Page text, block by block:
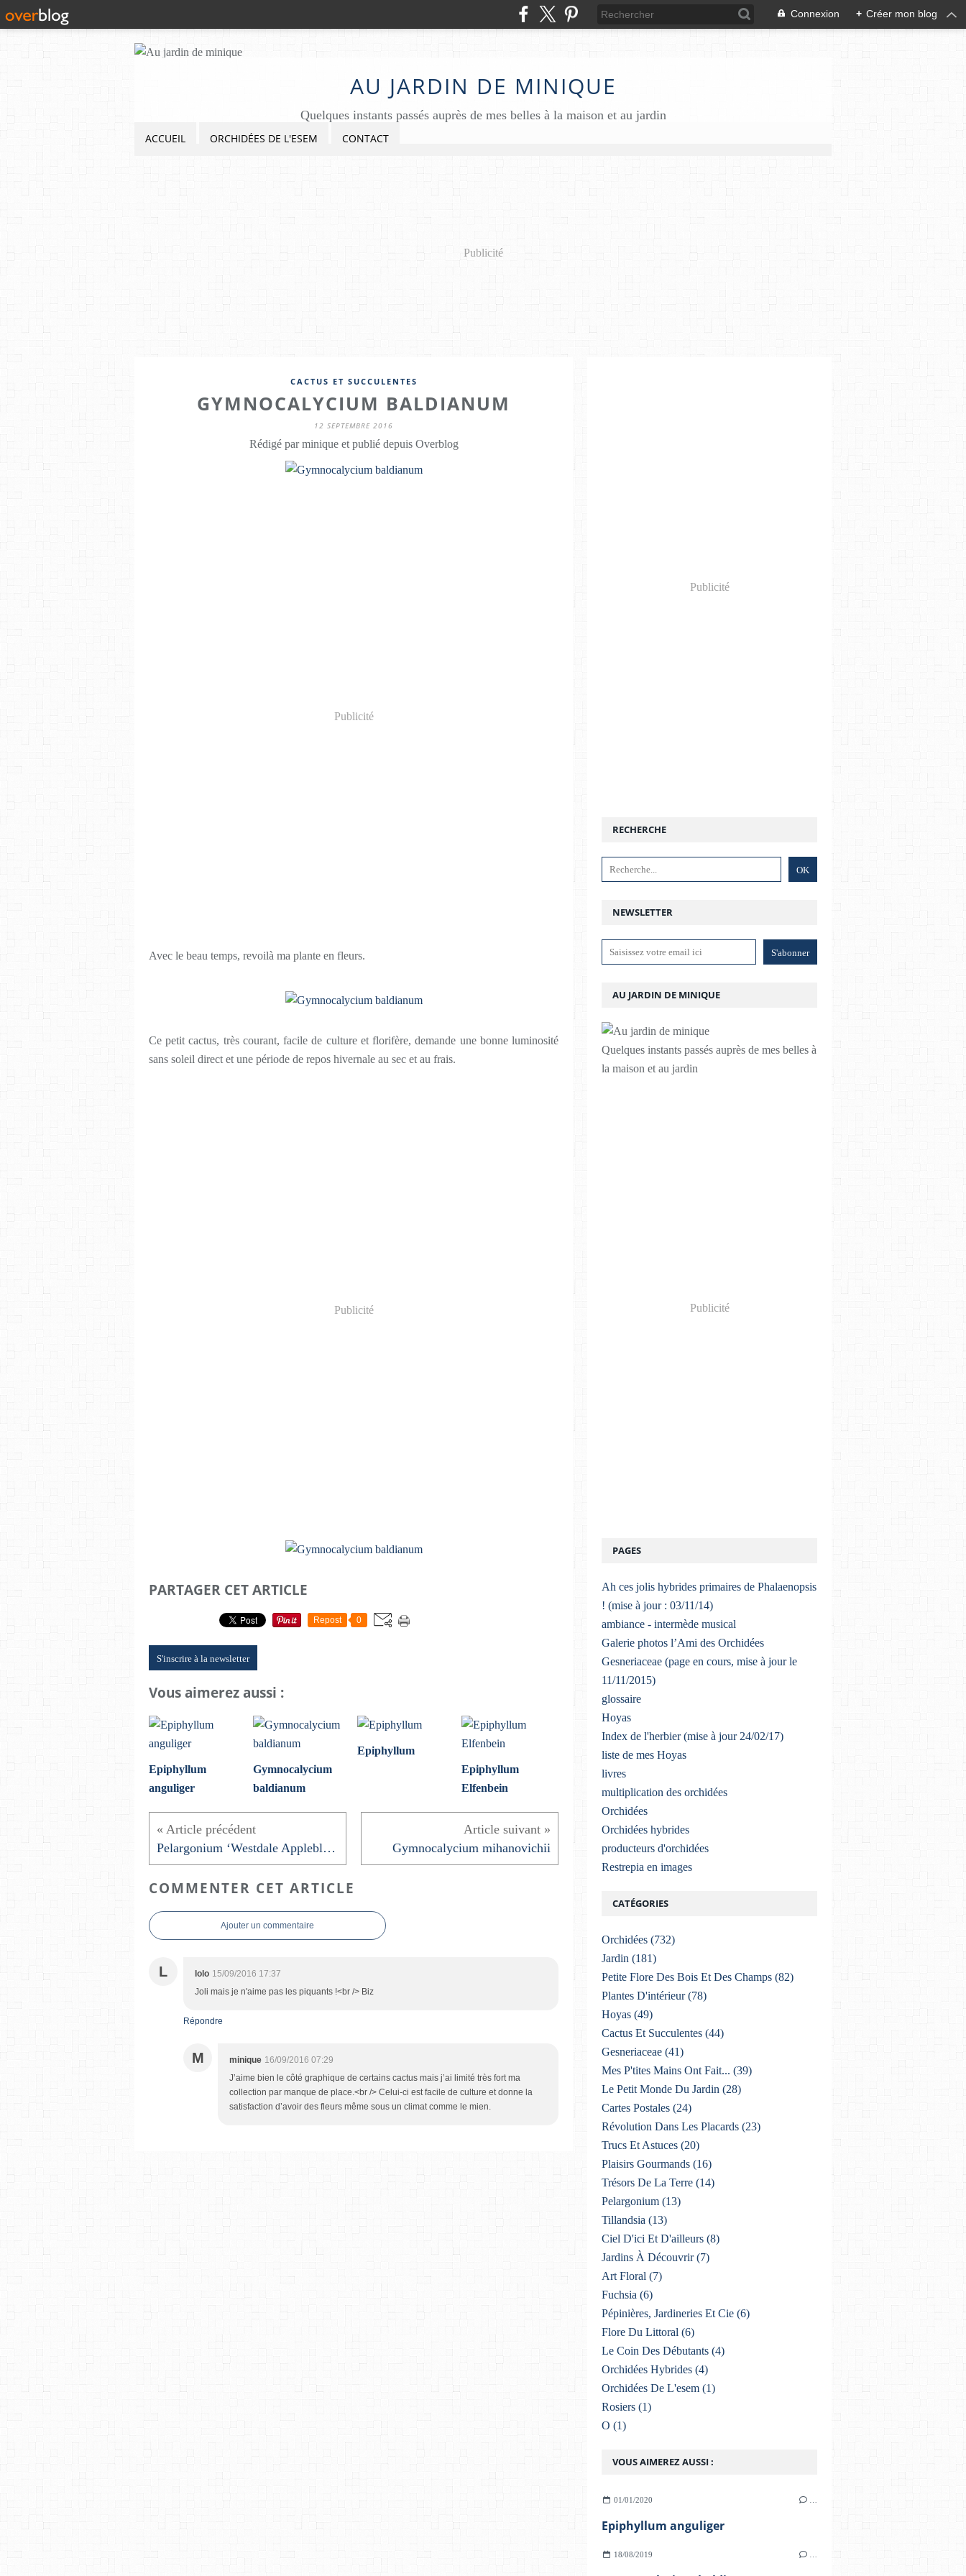
Connexion + Créer mon blog
AU JARDIN DE MINIQUE
Quelques instants passés auprès de mes belles à la maison et au jardin
ACCUEIL ORCHIDÉES DE L'ESEM CONTACT
Publicité
CACTUS ET SUCCULENTES
GYMNOCALYCIUM BALDIANUM
12 SEPTEMBRE 2016
Rédigé par minique et publié depuis Overblog
Publicité
Avec le beau temps, revoilà ma plante en fleurs.
Ce petit cactus, très courant, facile de culture et florifère, demande une bonne luminosité
sans soleil direct et une période de repos hivernale au sec et au frais.
Publicité
PARTAGER CET ARTICLE
Repost 0
S'inscrire à la newsletter
Vous aimerez aussi :
Epiphyllum
anguliger
Gymnocalycium
baldianum
Epiphyllum
Epiphyllum
Elfenbein
Pelargonium ‘Westdale Appleblossom' Gymnocalycium mihanovichii
COMMENTER CET ARTICLE
Ajouter un commentaire
L lolo 15/09/2016 17:37
Joli mais je n'aime pas les piquants !<br /> Biz
Répondre
M minique 16/09/2016 07:29
J’aime bien le côté graphique de certains cactus mais j’ai limité très fort ma
collection par manque de place.<br /> Celui-ci est facile de culture et donne la
satisfaction d’avoir des fleurs même sous un climat comme le mien.
Publicité
NEWSLETTER
RECHERCHE
AU JARDIN DE MINIQUE
Quelques instants passés auprès de mes belles à
la maison et au jardin
Publicité
VOUS AIMEREZ AUSSI :
01/01/2020
Epiphyllum anguliger
18/08/2019
PAGES
Ah ces jolis hybrides primaires de Phalaenopsis
! (mise à jour : 03/11/14)
ambiance - intermède musical
Galerie photos l’Ami des Orchidées
Gesneriaceae (page en cours, mise à jour le
11/11/2015)
glossaire
Hoyas
Index de l'herbier (mise à jour 24/02/17)
liste de mes Hoyas
livres
multiplication des orchidées
Orchidées
Orchidées hybrides
producteurs d'orchidées
Restrepia en images
CATÉGORIES
Orchidées (732)
Jardin (181)
Petite Flore Des Bois Et Des Champs (82)
Plantes D'intérieur(78)
Hoyas (49)
Cactus Et Succulentes (44)
Gesneriaceae (41)
Mes P'tites Mains Ont Fait... (39)
Le Petit Monde Du Jardin (28)
Cartes Postales (24)
Révolution Dans Les Placards (23)
Trucs Et Astuces (20)
Plaisirs Gourmands (16)
Trésors De La Terre (14)
Pelargonium (13)
Tillandsia (13)
Ciel D'ici Et D'ailleurs (8)
Jardins À Découvrir(7)
Art Floral (7)
Fuchsia (6)
Pépinières, Jardineries Et Cie (6)
Flore Du Littoral (6)
Le Coin Des Débutants (4)
Orchidées Hybrides (4)
Orchidées De L'esem (1)
Rosiers (1)
O (1)